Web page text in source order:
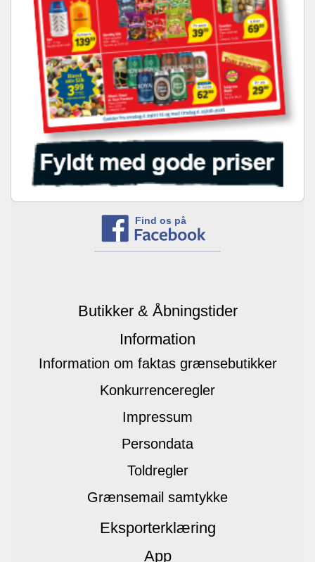
Find os på
Butikker & Åbningstider
Information
Information om faktas grænsebutikker
Konkurrenceregler
Impressum
Persondata
Toldregler
Grænsemail samtykke
Eksporterklæring
App